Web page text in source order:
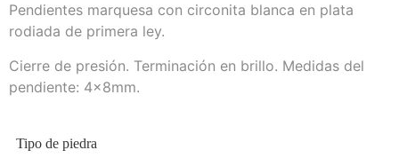
Pendientes marquesa con circonita blanca en plata
rodiada de primera ley.
Cierre de presión. Terminación en brillo. Medidas del
pendiente: 4x8mm.
Tipo de piedra